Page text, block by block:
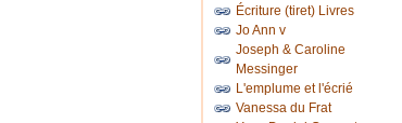
Écriture (tiret) Livres
Jo Ann v
Joseph & Caroline
Messinger
L'emplume et l'écrié
Vanessa du Frat